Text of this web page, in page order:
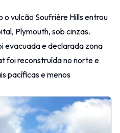
o vulcão Soufrière Hills entrou
Plymouth, sob cinzas.
evacuada e declarada zona
foi reconstruída no norte e
pacíficas e menos